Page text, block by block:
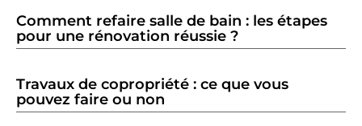
Comment refaire salle de bain : les étapes
pour une rénovation réussie ?
Travaux de copropriété : ce que vous
pouvez faire ou non